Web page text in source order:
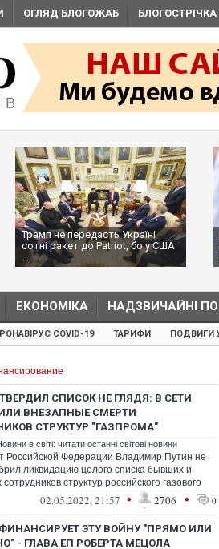
ОГЛЯД БЛОГОЖАБ БЛОГОСТРІЧКА
Трамп не передасть Україні
сотні ракет до Patriot, бо у США
...
ЕКОНОМІКА НАДЗВИЧАЙНІ
COVID-19 ТАРИФИ ПОДВИГИ
CПИСОК НЕ ГЛЯДЯ: В СЕТИ
ВНЕЗАПНЫЕ СМЕРТИ
СТРУКТУР "ГАЗПРОМА"
в світі: читати останні світові новини
Российской Федерации Владимир Путин не
ликвидацию целого списка бывших и
структур российского газового
02.05.2022, 21:57 • 2706 • 0
ЭТУ ВОЙНУ "ПРЯМО ИЛИ
- ГЛАВА ЕП РОБЕРТА МЕЦОЛА